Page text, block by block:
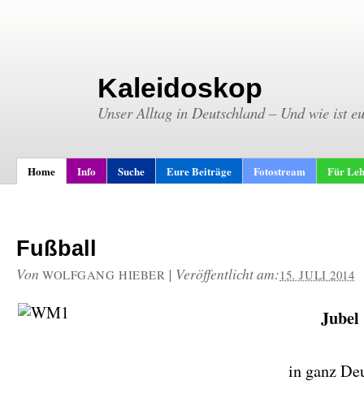
Kaleidoskop
Unser Alltag in Deutschland – Und wie ist
Home Info Suche Eure Beiträge Fotostream Für
Fußball
Von WOLFGANG HIEBER | Veröffentlicht am:15. JULI 2014
Jubel
in ganz